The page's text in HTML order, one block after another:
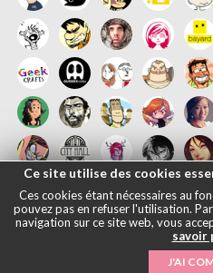
日本語|
Ce site utilise des cookies
Ces cookies étant nécessaires au
pouvez pas en refuser l'utilisation.
navigation sur ce site web, vous
savoir
J'AI